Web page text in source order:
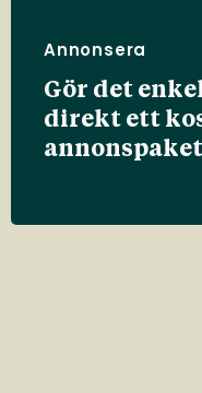
Annonsera
Gör det
direkt ett